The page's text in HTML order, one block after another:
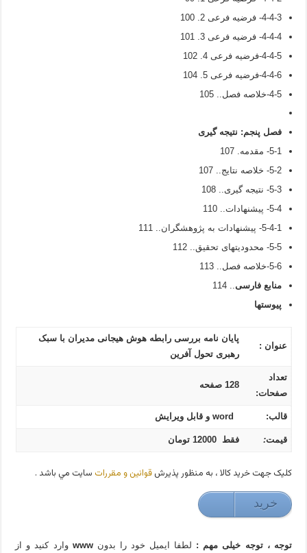
4-4-3- فرضیه فرعی 2. 100
4-4-4- فرضیه فرعی 3. 101
4-4-5-فرضیه فرعی 4. 102
4-4-6-فرضیه فرعی 5. 104
4-5-خلاصه فصل.. 105
فصل پنجم: نتیجه گیری
5-1- مقدمه. 107
5-2- خلاصه نتایج.. 107
5-3- نتیجه گیری.. 108
5-4- پیشنهادات.. 110
5-4-1- پیشنهادات به پژوهشگران.. 111
5-5- محدودیتهای تحقیق.. 112
5-6-خلاصه فصل.. 113
منابع فارسی .. 114
پیوستها
عنوان :
پایان نامه بررسی رابطه هوش هیجانی مدیران با سبک
رهبری تحول آفرین
تعداد
صفحات:
128 صفحه
قالب:
قیمت: فقط 12000 تومان
کليک جهت خريد کالا ، به منظور پذيرشقوانين و مقررات سايت مي باشد .
120000 تومان خريد
توجه ، توجه خیلی مهم : لطفا ایمیل خود را بدون www
وارد کنید و از